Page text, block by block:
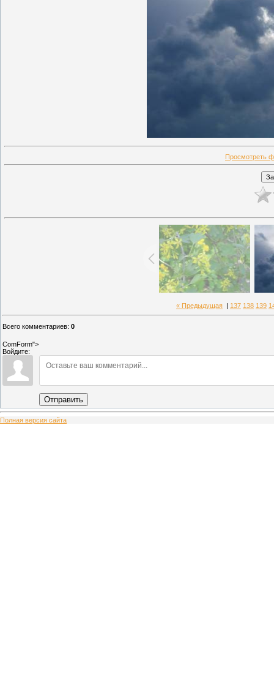
Просмотреть
« Предыдущая 137 138 139
Всего комментариев: 0
ComForm">
Войдите:
Отправить
Полная версия сайта